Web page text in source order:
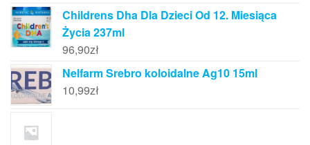
Childrens Dha Dla Dzieci Od 12. Miesiąca
Życia 237ml
96,90zł
Nelfarm Srebro koloidalne Ag10 15ml
10,99zł